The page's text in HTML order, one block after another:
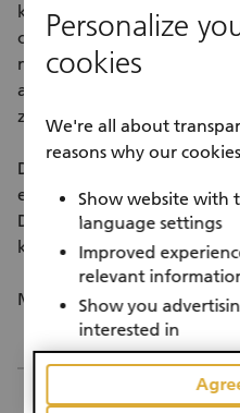
kantonaler Bewilligung hat
oder verletzte Igel
möglich auszuwildern.
aufgepäppelt, um dann
zu werden.
Das gesamte Team leistet
ehrenamtlich,
Damit der Betrieb der
kann, sind weitere
Möchten Sie den
Personalize
cookies
We're all about
reasons why our
Show website with
language settings
Improved
relevant
Show you
interested in